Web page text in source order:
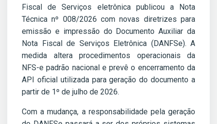
Fiscal de Serviços eletrônica publicou a Nota
Técnica nº 008/2026 com novas diretrizes para
emissão e impressão do Documento Auxiliar da
Nota Fiscal de Serviços Eletrônica (DANFSe). A
medida altera procedimentos operacionais da
NFS-e padrão nacional e prevê o encerramento da
API oficial utilizada para geração do documento a
partir de 1º de julho de 2026.
Com a mudança, a responsabilidade pela geração